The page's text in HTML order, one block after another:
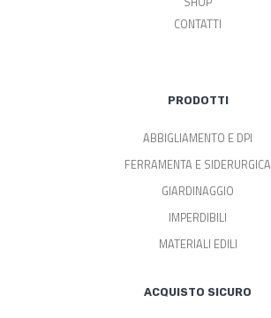
CONTATTI
PRODOTTI
ABBIGLIAMENTO E DPI
FERRAMENTA E SIDERURGICA
GIARDINAGGIO
IMPERDIBILI
MATERIALI EDILI
ACQUISTO SICURO